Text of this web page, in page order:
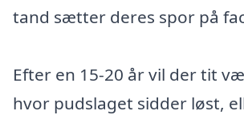
tand sætter deres spor på
Efter en 15-20 år vil der tit
hvor pudslaget sidder løst,